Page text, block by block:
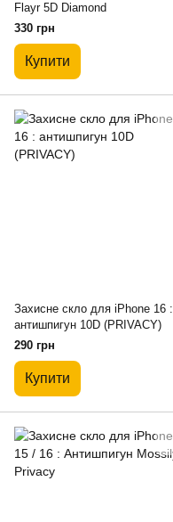
Flayr 5D Diamond
330 грн
Купити
Захисне скло для iPhone 16 :
антишпигун 10D (PRIVACY)
290 грн
Купити